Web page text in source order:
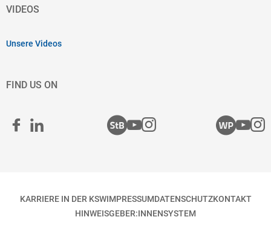
VIDEOS
Unsere Videos
FIND US ON
KARRIERE IN DER KSWIMPRESSUMDATENSCHUTZKONTAKT
HINWEISGEBER:INNENSYSTEM